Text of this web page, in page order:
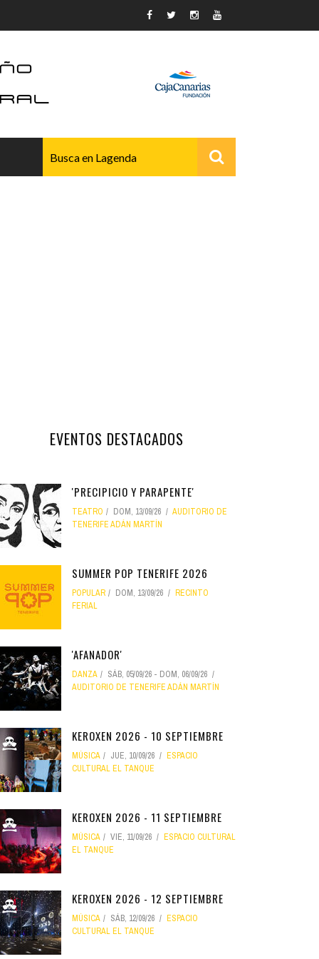
EVENTOS DESTACADOS
'PRECIPICIO Y PARAPENTE'
TEATRO DOM, 13/09/26
AUDITORIO DE
TENERIFE ADÁN MARTÍN
SUMMER POP TENERIFE 2026
POPULAR DOM, 13/09/26
RECINTO
FERIAL
'AFANADOR'
DANZA SÁB, 05/09/26 - DOM, 06/09/26
AUDITORIO DE TENERIFE ADÁN MARTÍN
KEROXEN 2026 - 10 SEPTIEMBRE
MÚSICA JUE, 10/09/26
ESPACIO
CULTURAL EL TANQUE
KEROXEN 2026 - 11 SEPTIEMBRE
MÚSICA VIE, 11/09/26
ESPACIO CULTURAL
EL TANQUE
KEROXEN 2026 - 12 SEPTIEMBRE
MÚSICA SÁB, 12/09/26
ESPACIO
CULTURAL EL TANQUE